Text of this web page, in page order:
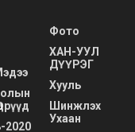
2020
Фото
ХАН-УУЛ
ДҮҮРЭГ
Хууль
Шинжлэх
Ухаан